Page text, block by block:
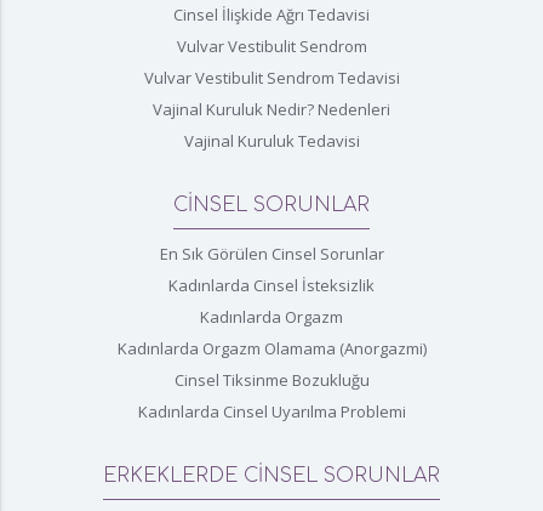
Cinsel İlişkide Ağrı Tedavisi
Vulvar Vestibulit Sendrom
Vulvar Vestibulit Sendrom Tedavisi
Vajinal Kuruluk Nedir? Nedenleri
Vajinal Kuruluk Tedavisi
CİNSEL SORUNLAR
En Sık Görülen Cinsel Sorunlar
Kadınlarda Cinsel İsteksizlik
Kadınlarda Orgazm
Kadınlarda Orgazm Olamama (Anorgazmi)
Cinsel Tiksinme Bozukluğu
Kadınlarda Cinsel Uyarılma Problemi
ERKEKLERDE CİNSEL SORUNLAR